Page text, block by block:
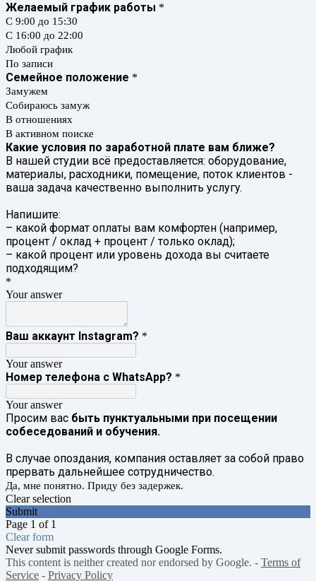
Желаемый график работы *
С 9:00 до 15:30
С 16:00 до 22:00
Любой график
По записи
Семейное положение *
Замужем
Собираюсь замуж
В отношениях
В активном поиске
Какие условия по заработной плате вам ближе?
В нашей студии всё предоставляется: оборудование,
материалы, расходники, помещение, поток клиентов -
ваша задача качественно выполнить услугу.
Напишите:
– какой формат оплаты вам комфортен (например,
процент / оклад + процент / только оклад);
– какой процент или уровень дохода вы считаете
подходящим?
*
Your answer
Ваш аккаунт Instagram? *
Your answer
Номер телефона с WhatsApp? *
Your answer
Просим вас быть пунктуальными при посещении
собеседований и обучения.
В случае опоздания, компания оставляет за собой право
прервать дальнейшее сотрудничество.
Да, мне понятно. Приду без задержек.
Clear selection
Submit
Page 1 of 1
Clear form
Never submit passwords through Google Forms.
This content is neither created nor endorsed by Google. - Terms of
Service - Privacy Policy